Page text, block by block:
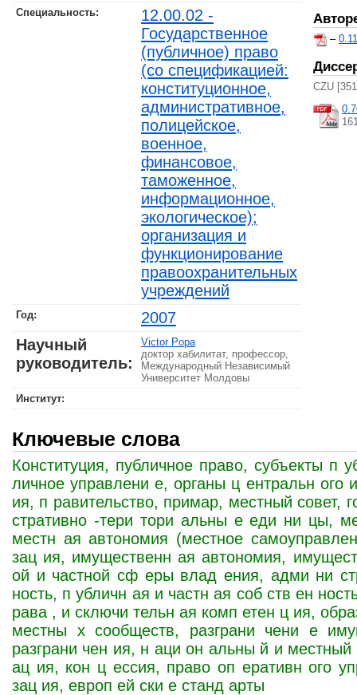
Специальность:
12.00.02 -
Государственное
(публичное) право
(со спецификацией:
конституционное,
административное,
полицейское,
военное,
финансовое,
таможенное,
информационное,
экологическое);
организация и
функционирование
правоохранительных
учреждений
Год:
2007
Научный
руководитель:
Victor Popa
доктор хабилитат, профессор,
Международный Независимый
Университет Молдовы
Институт:
–
CZU
Ключевые слова
Конституция, публичное право, субъекты п
личное управлени е, органы ц ентральн ого
ия, п равительство, примар, местный совет,
стративно -тери тори альны е еди ни цы,
местн ая автономия (местное
зац ия, имущественн ая автономия,
ой и частной сф еры влад ения, адми ни
ность, п убличн ая и частн ая соб ств ен
рава , и сключи тельн ая комп етен ц ия,
местны х сообществ, разграни чени е
разграни чен ия, н аци он альны й и местный
ац ия, кон ц ессия, право оп еративн ого
зац ия, европ ей ски е станд арты